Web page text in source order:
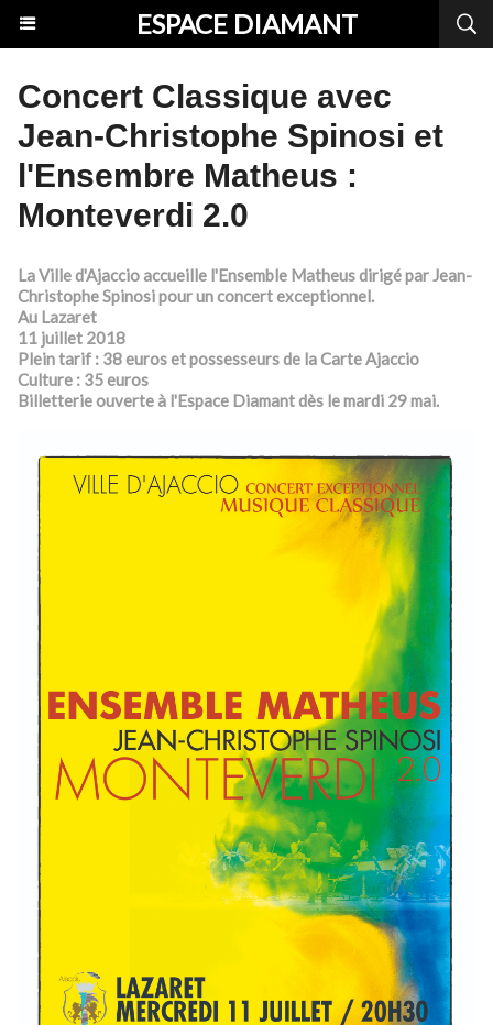
ESPACE DIAMANT
Concert Classique avec
Jean-Christophe Spinosi et
l'Ensembre Matheus :
Monteverdi 2.0
La Ville d'Ajaccio accueille l'Ensemble Matheus dirigé par Jean-
Christophe Spinosi pour un concert exceptionnel.
Au Lazaret
11 juillet 2018
Plein tarif : 38 euros et possesseurs de la Carte Ajaccio
Culture : 35 euros
Billetterie ouverte à l'Espace Diamant dès le mardi 29 mai.